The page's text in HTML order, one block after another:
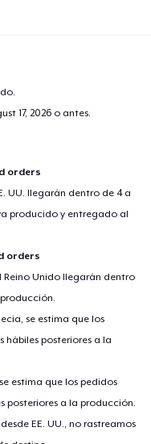
17, 2026 o antes.
orders
UU. llegarán dentro de 4 a
producido y entregado al
orders
Reino Unido llegarán dentro
se estima que los
hábiles posteriores a la
estima que los pedidos
posteriores a la producción.
EE. UU., no rastreamos